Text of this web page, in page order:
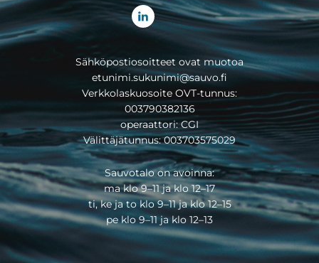
Sähköpostiosoitteet ovat muotoa
etunimi.sukunimi@sauvo.fi
Verkkolaskuosoite OVT-tunnus:
003790382136
operaattori: CGI
Välittäjätunnus: 003703575029
Sauvotalo on avoinna:
ma klo 9–11 ja klo 12–17
ti, ke ja to klo 9–11 ja klo 12–15
pe klo 9–11 ja klo 12–13